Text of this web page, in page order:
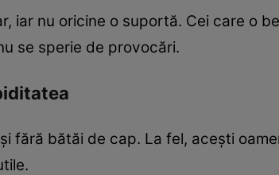
iar nu oricine o suportă. Cei care o
se sperie de provocări.
fără bătăi de cap. La fel, acești